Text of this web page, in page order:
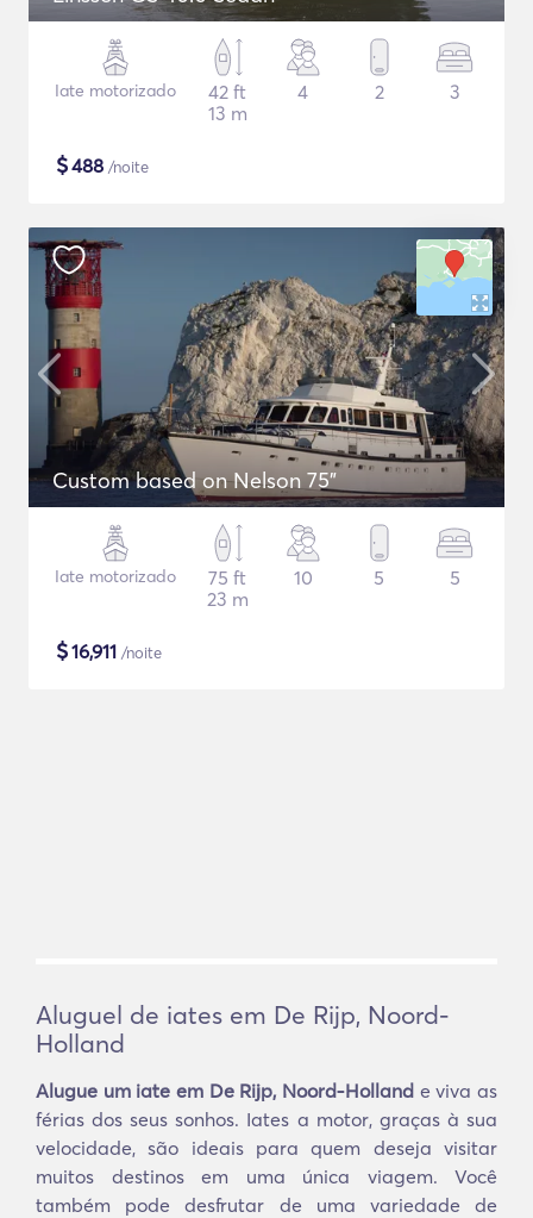
Iate motorizado
42 ft
13 m
4 2 3
$488 /noite
Custom based on Nelson 75"
Iate motorizado
75 ft
23 m
10 5 5
$16,911 /noite
Aluguel de iates em De Rijp, Noord-
Holland
Alugue um iate em De Rijp, Noord-Holland e viva as
férias dos seus sonhos. Iates a motor, graças à sua
velocidade, são ideais para quem deseja visitar
muitos destinos em uma única viagem. Você
também pode desfrutar de uma variedade de